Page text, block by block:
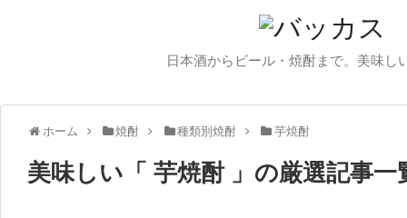
日本酒からビール・焼酎まで。美味し
ホーム 焼酎 種類別焼酎 芋焼酎
美味しい「 芋焼酎 」の厳選記事一